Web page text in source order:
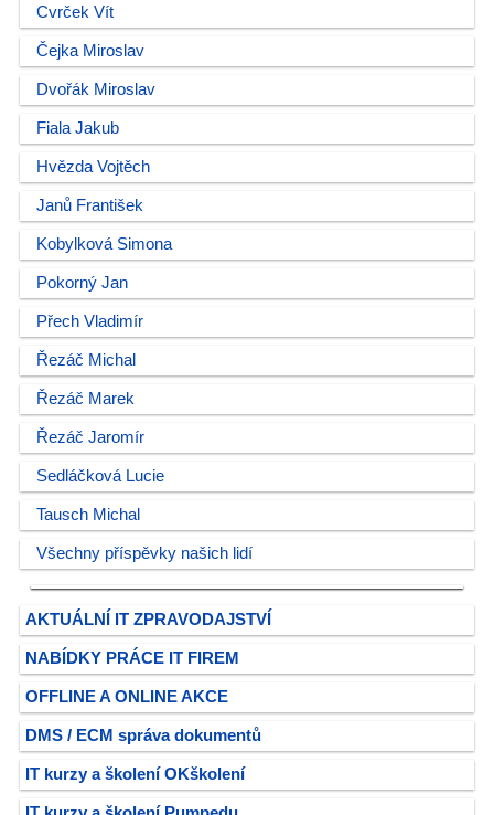
Cvrček Vít
Čejka Miroslav
Dvořák Miroslav
Fiala Jakub
Hvězda Vojtěch
Janů František
Kobylková Simona
Pokorný Jan
Přech Vladimír
Řezáč Michal
Řezáč Marek
Řezáč Jaromír
Sedláčková Lucie
Tausch Michal
Všechny příspěvky našich lidí
AKTUÁLNÍ IT ZPRAVODAJSTVÍ
NABÍDKY PRÁCE IT FIREM
OFFLINE A ONLINE AKCE
DMS / ECM správa dokumentů
IT kurzy a školení OKškolení